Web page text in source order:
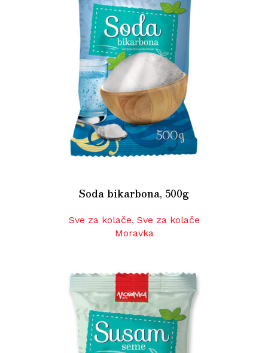
Soda bikarbona, 500g
Sve za kolače, Sve za kolače
Moravka